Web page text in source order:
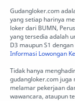
Gudangloker.com
yang setiap harinya
loker dari BUMN,
yang tersedia adalah
D3 maupun S1
Informasi Lowongan
Tidak hanya
gudangloker.com juga
melamar pekerjaan
wawancara, ataupun